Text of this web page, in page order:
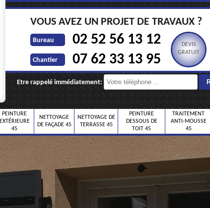
VOUS AVEZ UN PROJET DE TRAVAUX ?
Bureau 02 52 56 13 12
Chantier 07 62 33 13 95
DEVIS
GRATUIT
Etre rappelé immédiatement:
PEINTURE
EXTÉRIEURE
45
NETTOYAGE
DE FAÇADE 45
NETTOYAGE DE
TERRASSE 45
PEINTURE
DESSOUS DE
TOIT 45
TRAITEMENT
ANTI-MOUSSE
45